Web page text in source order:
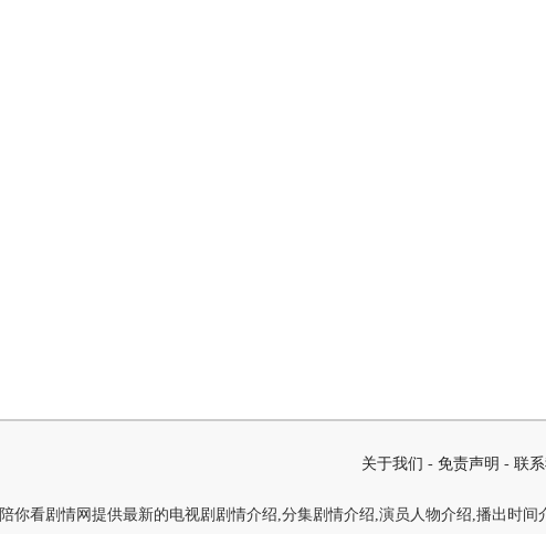
关于我们 - 免责声明 - 联
陪你看剧情网提供最新的电视剧剧情介绍,分集剧情介绍,演员人物介绍,播出时